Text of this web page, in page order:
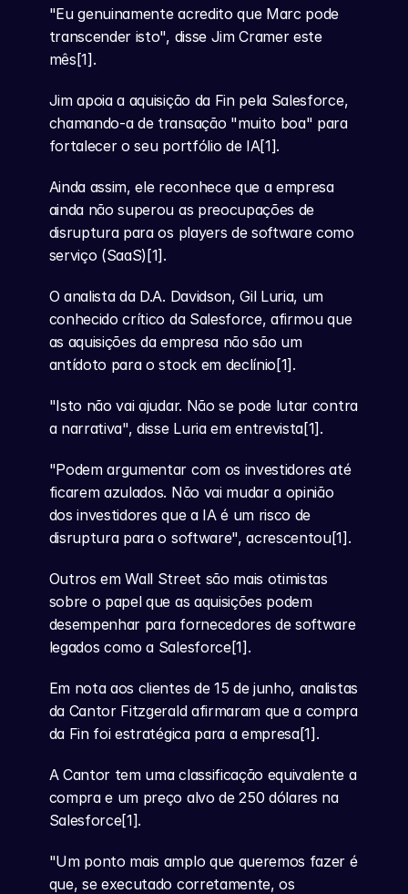
"Eu genuinamente acredito que Marc pode
transcender isto", disse Jim Cramer este
mês[1].
Jim apoia a aquisição da Fin pela Salesforce,
chamando-a de transação "muito boa" para
fortalecer o seu portfólio de IA[1].
Ainda assim, ele reconhece que a empresa
ainda não superou as preocupações de
disruptura para os players de software como
serviço (SaaS)[1].
O analista da D.A. Davidson, Gil Luria, um
conhecido crítico da Salesforce, afirmou que
as aquisições da empresa não são um
antídoto para o stock em declínio[1].
"Isto não vai ajudar. Não se pode lutar contra
a narrativa", disse Luria em entrevista[1].
"Podem argumentar com os investidores até
ficarem azulados. Não vai mudar a opinião
dos investidores que a IA é um risco de
disruptura para o software", acrescentou[1].
Outros em Wall Street são mais otimistas
sobre o papel que as aquisições podem
desempenhar para fornecedores de software
legados como a Salesforce[1].
Em nota aos clientes de 15 de junho, analistas
da Cantor Fitzgerald afirmaram que a compra
da Fin foi estratégica para a empresa[1].
A Cantor tem uma classificação equivalente a
compra e um preço alvo de 250 dólares na
Salesforce[1].
"Um ponto mais amplo que queremos fazer é
que, se executado corretamente, os